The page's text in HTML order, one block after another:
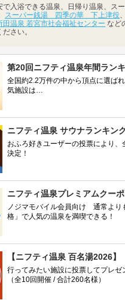
で入浴できる温泉、日帰り温泉、ス
スーパー銭湯 四季の華 下上津役、
田温泉 若宮市社会福祉センター など
さい。
第20回ニフティ温泉年間ラン
全国約2.2万件の中から頂点に選ば
気施設は…
ニフティ温泉 サウナランキン
おふろ好きユーザーの投票により
決定！
ニフティ温泉プレミアムクー
ノジマモバイル会員向け 通常より
格」で人気の温泉を満喫できる！
【ニフティ温泉 百名湯2026】
行ってみたい施設に投票してプレゼ
（全10回開催 / 合計260名様）